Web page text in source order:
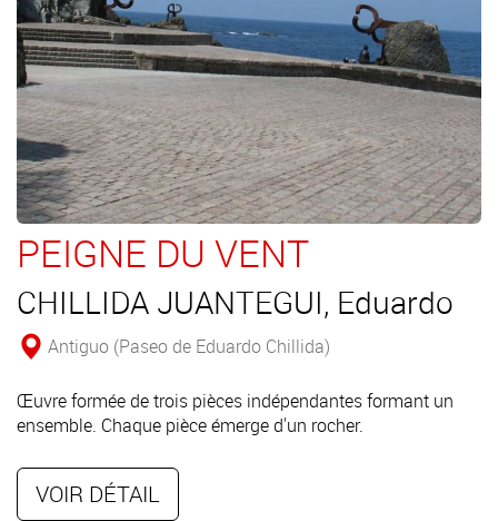
PEIGNE DU VENT
CHILLIDA JUANTEGUI, Eduardo
Antiguo (Paseo de Eduardo Chillida)
Œuvre formée de trois pièces indépendantes formant un
ensemble. Chaque pièce émerge d'un rocher.
VOIR DÉTAIL